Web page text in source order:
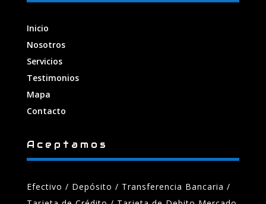
Inicio
Nosotros
Servicios
Testimonios
Mapa
Contacto
Aceptamos
Efectivo / Depósito / Transferencia Bancaria /